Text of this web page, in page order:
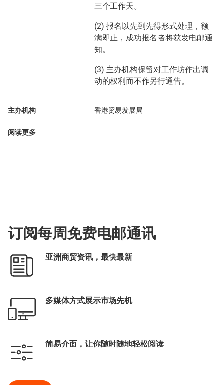
三个工作天。
(2) 报名以先到先得形式处理，额
满即止，成功报名者将获发电邮通
知。
(3) 主办机构保留对工作坊作出调
动的权利而不作另行通告。
主办机构 香港贸易发展局
阅读更多
订阅每周免费电邮通讯
亚洲商贸资讯，最快最新
多媒体方式展示市场先机
简易介面，让你随时随地轻松阅读